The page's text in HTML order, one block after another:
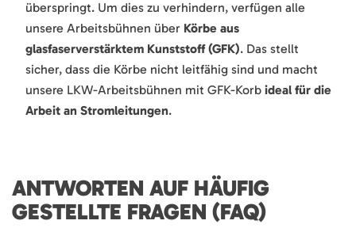
überspringt. Um dies zu verhindern, verfügen alle
unsere Arbeitsbühnen über Körbe aus
glasfaserverstärktem Kunststoff (GFK). Das stellt
sicher, dass die Körbe nicht leitfähig sind und macht
unsere LKW-Arbeitsbühnen mit GFK-Korb ideal für die
Arbeit an Stromleitungen.
ANTWORTEN AUF HÄUFIG
GESTELLTE FRAGEN (FAQ)